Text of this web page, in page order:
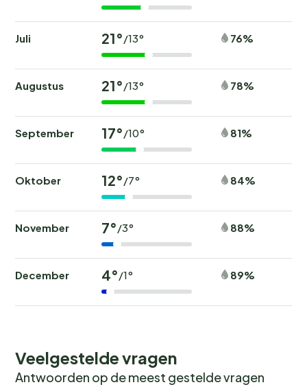
Juli 21°/13° 76%
Augustus 21°/13° 78%
September 17°/10° 81%
Oktober 12°/7° 84%
November 7°/3° 88%
December 4°/1° 89%
Veelgestelde vragen
Antwoorden op de meest gestelde vragen